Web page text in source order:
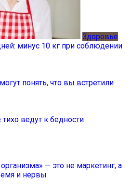
Здоровье
минус 10 кг при соблюдении
понять, что вы встретили
ведут к бедности
— это не маркетинг, а
и нервы